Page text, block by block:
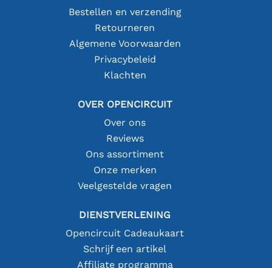
Bestellen en verzending
Retourneren
Algemene Voorwaarden
Privacybeleid
Klachten
OVER OPENCIRCUIT
Over ons
Reviews
Ons assortiment
Onze merken
Veelgestelde vragen
DIENSTVERLENING
Opencircuit Cadeaukaart
Schrijf een artikel
Affiliate programma